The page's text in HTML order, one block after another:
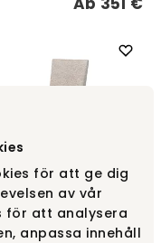
för att ge dig
av vår
för att analysera
anpassa innehåll
Stuhl Grau